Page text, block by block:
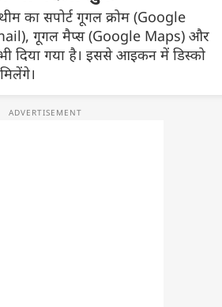
का सपोर्ट गूगल क्रोम (Google
गूगल मैप्स (Google Maps) और
दिया गया है। इससे आइकन में डिस्को